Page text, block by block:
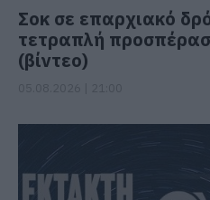
Σοκ σε επαρχιακό
τετραπλή
(βίντεο)